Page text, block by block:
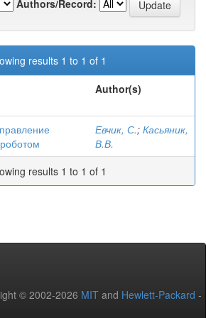
Authors/Record:
results 1 to 1 of 1
Author(s)
Евчик, С.; Касьяник,
В.В.
results 1 to 1 of 1
© 2002-2026 MIT and Hewlett-Packard -